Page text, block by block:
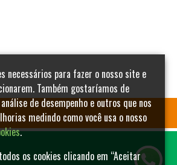
necessários para fazer o nosso site e
Também gostaríamos de
de desempenho e outros que nos
medindo como você usa o nosso
.
os cookies clicando em “Aceitar